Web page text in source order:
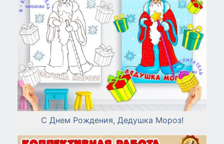
С Днем Рождения, Дедушка Мороз!